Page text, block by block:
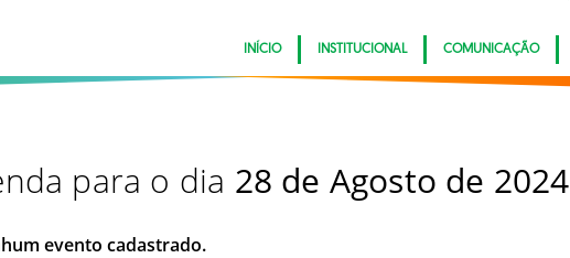
INÍCIO INSTITUCIONAL COMUNICAÇÃO
para o dia 28 de Agosto de 2024
evento cadastrado.